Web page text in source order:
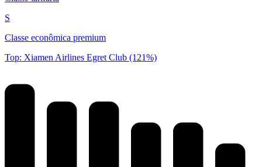
S
Classe econômica premium
Top: Xiamen Airlines Egret Club (121%)